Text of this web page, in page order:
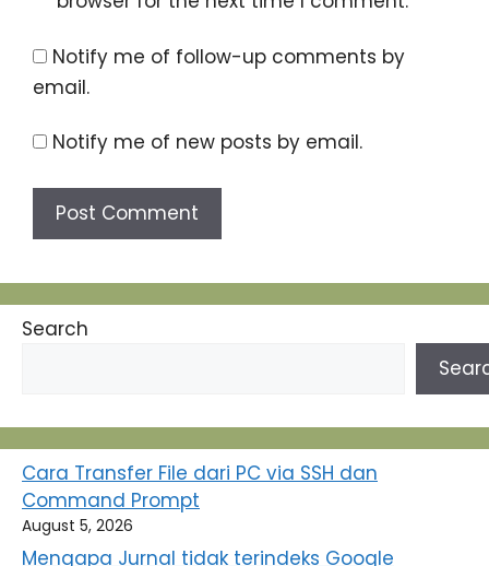
Notify me of follow-up comments by
email.
Notify me of new posts by email.
Search
Cara Transfer File dari PC via SSH dan
Command Prompt
August 5, 2026
Mengapa Jurnal tidak terindeks Google